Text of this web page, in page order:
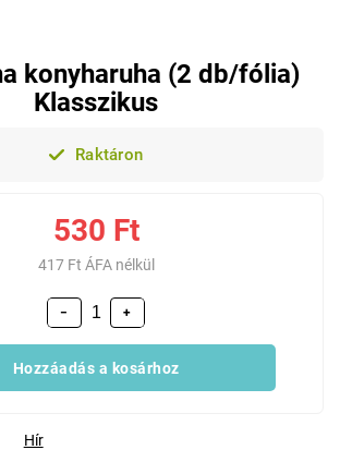
konyharuha (2 db/fólia)
Klasszikus
Raktáron
530 Ft
417 Ft ÁFA nélkül
+
−
Hozzáadás a kosárhoz
Hír